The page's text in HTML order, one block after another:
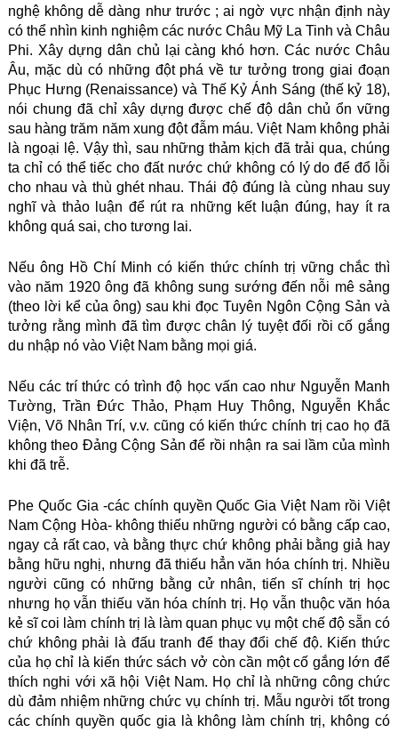
nghệ không dễ dàng như trước ; ai ngờ vực nhận định này
có thể nhìn kinh nghiệm các nước Châu Mỹ La Tinh và Châu
Phi. Xây dựng dân chủ lại càng khó hơn. Các nước Châu
Âu, mặc dù có những đột phá về tư tưởng trong giai đoạn
Phục Hưng (Renaissance) và Thế Kỷ Ánh Sáng (thế kỷ 18),
nói chung đã chỉ xây dựng được chế độ dân chủ ổn vững
sau hàng trăm năm xung đột đẫm máu. Việt Nam không phải
là ngoại lệ. Vậy thì, sau những thảm kịch đã trải qua, chúng
ta chỉ có thể tiếc cho đất nước chứ không có lý do để đổ lỗi
cho nhau và thù ghét nhau. Thái độ đúng là cùng nhau suy
nghĩ và thảo luận để rút ra những kết luận đúng, hay ít ra
không quá sai, cho tương lai.
Nếu ông Hồ Chí Minh có kiến thức chính trị vững chắc thì
vào năm 1920 ông đã không sung sướng đến nỗi mê sảng
(theo lời kể của ông) sau khi đọc Tuyên Ngôn Cộng Sản và
tưởng rằng mình đã tìm được chân lý tuyệt đối rồi cố gắng
du nhập nó vào Việt Nam bằng mọi giá.
Nếu các trí thức có trình độ học vấn cao như Nguyễn Manh
Tường, Trần Đức Thảo, Phạm Huy Thông, Nguyễn Khắc
Viện, Võ Nhân Trí, v.v. cũng có kiến thức chính trị cao họ đã
không theo Đảng Cộng Sản để rồi nhận ra sai lầm của mình
khi đã trễ.
Phe Quốc Gia -các chính quyền Quốc Gia Việt Nam rồi Việt
Nam Cộng Hòa- không thiếu những người có bằng cấp cao,
ngay cả rất cao, và bằng thực chứ không phải bằng giả hay
bằng hữu nghị, nhưng đã thiếu hẳn văn hóa chính trị. Nhiều
người cũng có những bằng cử nhân, tiến sĩ chính trị học
nhưng họ vẫn thiếu văn hóa chính trị. Họ vẫn thuộc văn hóa
kẻ sĩ coi làm chính trị là làm quan phục vụ một chế độ sẵn có
chứ không phải là đấu tranh để thay đổi chế độ. Kiến thức
của họ chỉ là kiến thức sách vở còn cần một cố gắng lớn để
thích nghi với xã hội Việt Nam. Họ chỉ là những công chức
dù đảm nhiệm những chức vụ chính trị. Mẫu người tốt trong
các chính quyền quốc gia là không làm chính trị, không có